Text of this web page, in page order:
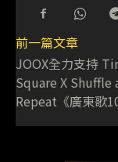
前一篇文章
JOOX全力支持
Square X Shuffle
Repeat《廣東歌